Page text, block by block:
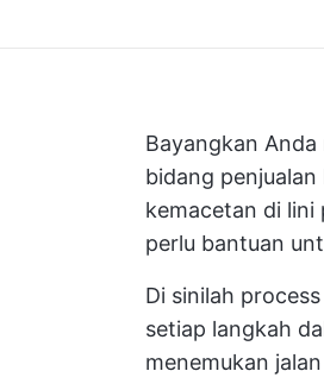
Bayangkan
bidang
kemacetan di lini
perlu bantuan
Di sinilah
setiap langkah
menemukan